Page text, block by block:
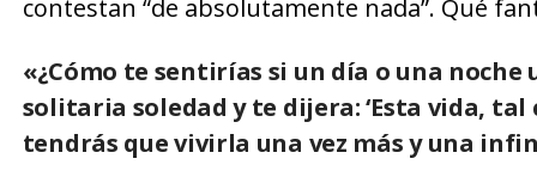
contestan “de absolutamente nada”. Qué
«¿Cómo te sentirías si un día o una
solitaria soledad y te dijera: ‘Esta vida,
tendrás que vivirla una vez más y una